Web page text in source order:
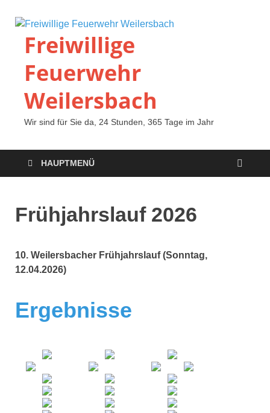
Freiwillige
Feuerwehr
Weilersbach
Wir sind für Sie da, 24 Stunden, 365 Tage im Jahr
HAUPTMENÜ
Frühjahrslauf 2026
10. Weilersbacher Frühjahrslauf (Sonntag,
12.04.2026)
Ergebnisse